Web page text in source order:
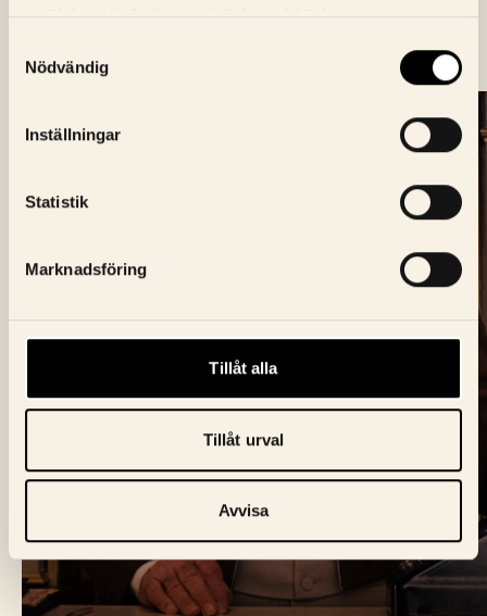
Nödvändig
Inställningar
Statistik
Marknadsföring
Tillåt alla
Tillåt urval
Avvisa
biljett@biofagelbla.se
Allmänt:mail@biofagelbla.se
ÖPPETTIDER
Måndag – Söndag
Biografen öppnar 30 min innan dagens första visning.